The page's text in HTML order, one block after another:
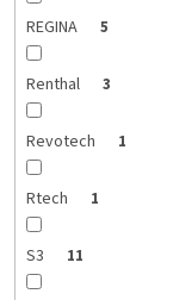
REGINA 5
Renthal 3
Revotech 1
Rtech 1
S3 11